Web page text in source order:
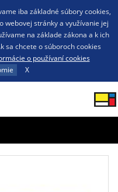
iba základné súbory cookies,
webovej stránky a využívanie jej
na základe zákona a k ich
sa chcete o súboroch cookies
o používaní cookies
X